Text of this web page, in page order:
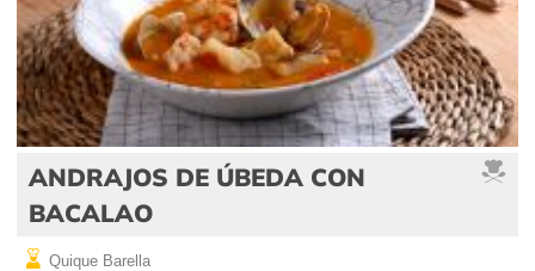
ANDRAJOS DE ÚBEDA CON
BACALAO
Quique Barella